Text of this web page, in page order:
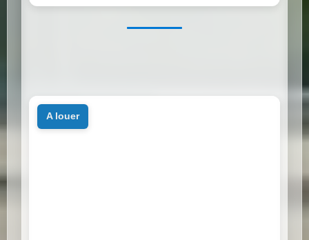
a louer